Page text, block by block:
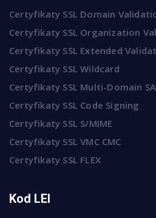
Certyfikaty SSL Domain
Certyfikaty SSL Organization
Certyfikaty SSL Extended
Certyfikaty SSL Wildcard
Certyfikaty SSL Multi-Domain
Certyfikaty SSL Code Signing
Certyfikaty SSL S/MIME
Certyfikaty SSL VMC CMC
Certyfikaty SSL FLEX
Kod LEI